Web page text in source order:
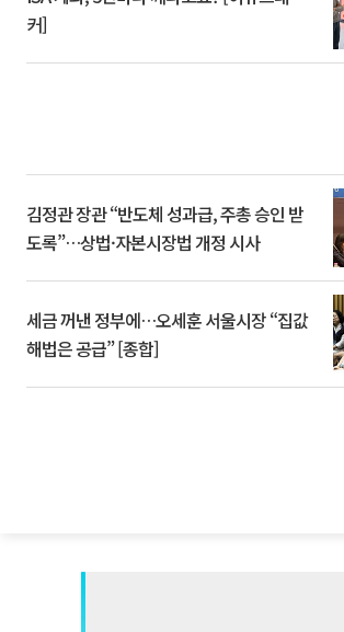
커]
김정관 장관 “반도체 성과급, 주총 승인 받
도록”…상법·자본시장법 개정 시사
세금 꺼낸 정부에…오세훈 서울시장 “집값
해법은 공급” [종합]